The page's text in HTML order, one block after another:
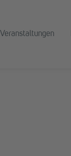
Veranstaltungen